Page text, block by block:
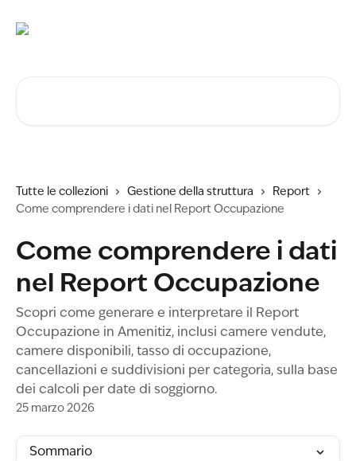
Tutte le collezioni Gestione della struttura
Report
Come comprendere i dati nel Report Occupazione
Come comprendere i dati
nel Report Occupazione
Scopri come generare e interpretare il Report
Occupazione in Amenitiz, inclusi camere vendute,
camere disponibili, tasso di occupazione,
cancellazioni e suddivisioni per categoria, sulla base
dei calcoli per date di soggiorno.
25 marzo 2026
Sommario